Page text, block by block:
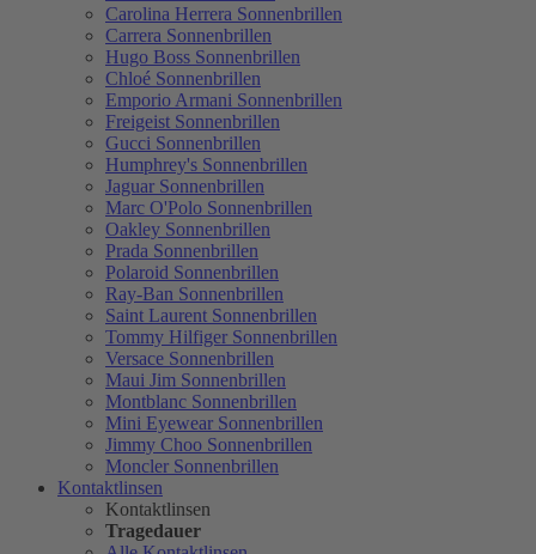
Carolina Herrera Sonnenbrillen
Carrera Sonnenbrillen
Hugo Boss Sonnenbrillen
Chloé Sonnenbrillen
Emporio Armani Sonnenbrillen
Freigeist Sonnenbrillen
Gucci Sonnenbrillen
Humphrey's Sonnenbrillen
Jaguar Sonnenbrillen
Marc O'Polo Sonnenbrillen
Oakley Sonnenbrillen
Prada Sonnenbrillen
Polaroid Sonnenbrillen
Ray-Ban Sonnenbrillen
Saint Laurent Sonnenbrillen
Tommy Hilfiger Sonnenbrillen
Versace Sonnenbrillen
Maui Jim Sonnenbrillen
Montblanc Sonnenbrillen
Mini Eyewear Sonnenbrillen
Jimmy Choo Sonnenbrillen
Moncler Sonnenbrillen
Kontaktlinsen
Kontaktlinsen
Tragedauer